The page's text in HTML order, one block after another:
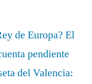
de Europa? El
pendiente
del Valencia: